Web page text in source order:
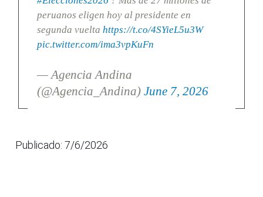
peruanos eligen hoy al presidente en
segunda vuelta https://t.co/4SYieL5u3W
pic.twitter.com/ima3vpKuFn
— Agencia Andina
(@Agencia_Andina) June 7, 2026
Publicado: 7/6/2026